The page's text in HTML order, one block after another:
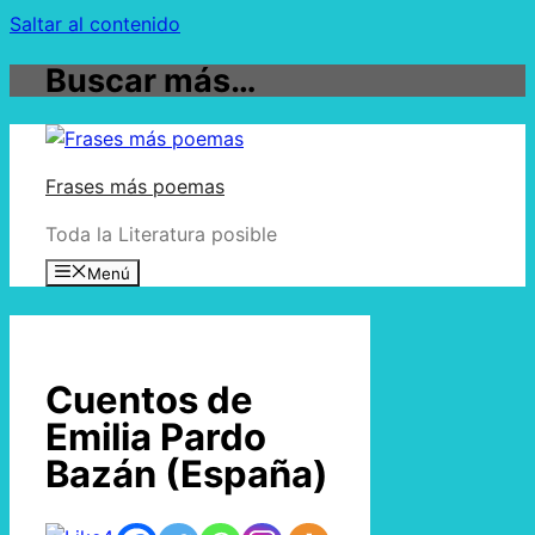
Saltar al contenido
Buscar más…
Frases más poemas
Toda la Literatura posible
Menú
Cuentos de
Emilia Pardo
Bazán (España)